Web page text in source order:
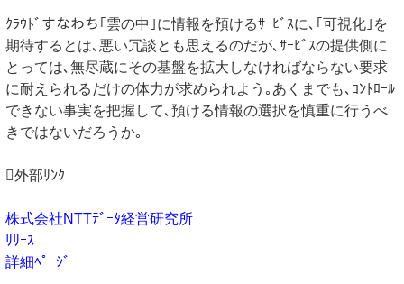
ｸﾗｳﾄﾞすなわち｢雲の中｣に情報を預けるｻｰﾋﾞｽに､｢可視化｣を
期待するとは､悪い冗談とも思えるのだが､ｻｰﾋﾞｽの提供側に
とっては､無尽蔵にその基盤を拡大しなければならない要求
に耐えられるだけの体力が求められよう｡あくまでも､ｺﾝﾄﾛｰﾙ
できない事実を把握して､預ける情報の選択を慎重に行うべ
きではないだろうか｡
外部ﾘﾝｸ
株式会社NTTﾃﾞｰﾀ経営研究所
ﾘﾘｰｽ
詳細ﾍﾟｰｼﾞ